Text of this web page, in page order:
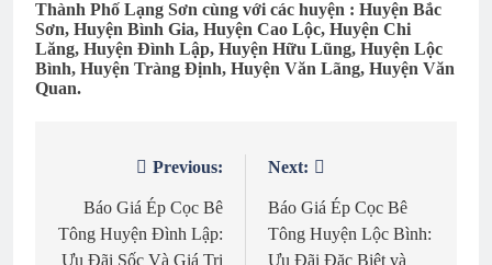
Thành Phố Lạng Sơn cùng với các huyện : Huyện Bắc
Sơn, Huyện Bình Gia, Huyện Cao Lộc, Huyện Chi
Lăng, Huyện Đình Lập, Huyện Hữu Lũng, Huyện Lộc
Bình, Huyện Tràng Định, Huyện Văn Lãng, Huyện Văn
Quan.
hướng
bài
Previous:
Báo Giá Ép Cọc Bê
Tông Huyện Đình Lập:
Ưu Đãi Sốc Và Giá Trị
Next:
Báo Giá Ép Cọc Bê
Tông Huyện Lộc Bình:
Ưu Đãi Đặc Biệt và